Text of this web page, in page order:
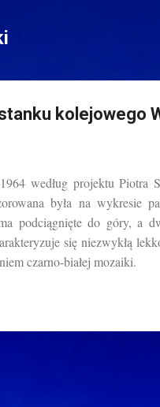
kolejowego
według projektu
była na wykresie
podciągnięte do góry, a
się niezwykłą
czarno-białej mozaiki.